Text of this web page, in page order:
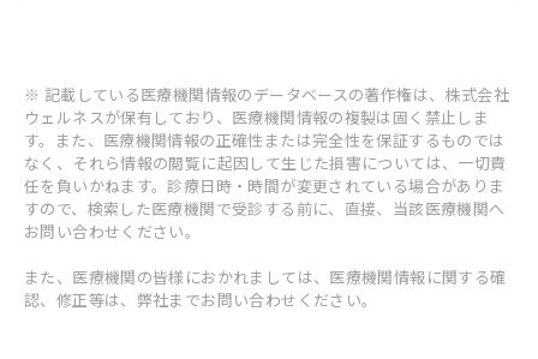
※ 記載している医療機関情報のデータベースの著作権は、株式会社
ウェルネスが保有しており、医療機関情報の複製は固く禁止しま
す。また、医療機関情報の正確性または完全性を保証するものでは
なく、それら情報の閲覧に起因して生じた損害については、一切責
任を負いかねます。診療日時・時間が変更されている場合がありま
すので、検索した医療機関で受診する前に、直接、当該医療機関へ
お問い合わせください。
また、医療機関の皆様におかれましては、医療機関情報に関する確
認、修正等は、弊社までお問い合わせください。